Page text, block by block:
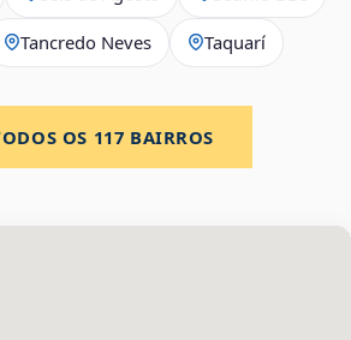
Tancredo Neves Taquarí
OS 117 BAIRROS